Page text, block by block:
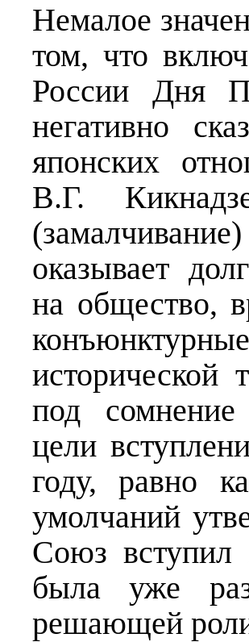
Немалое
том, что
России Дня
негативно
японских
В.Г.
оказывает
на общество,
исторической
под сомнение
цели
году, равно
умолчаний
Союз вступил
была уже
решающей